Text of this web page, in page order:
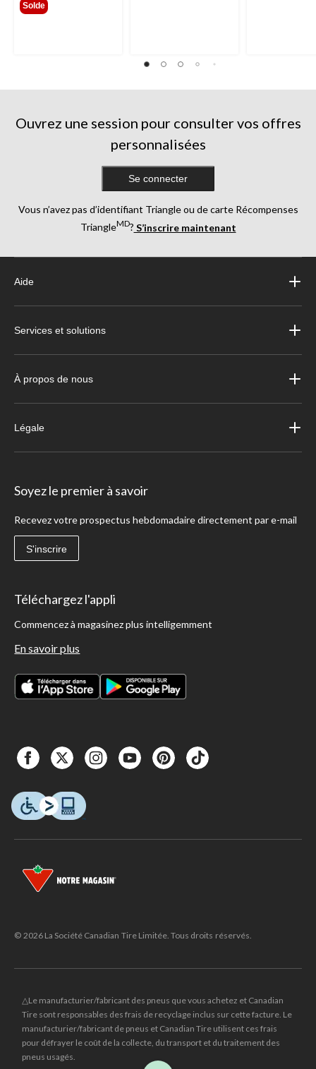
Solde
Ouvrez une session pour consulter vos offres
personnalisées
Se connecter
Vous n’avez pas d’identifiant Triangle ou de carte Récompenses
TriangleMD? S’inscrire maintenant
Aide
Services et solutions
À propos de nous
Légale
Soyez le premier à savoir
Recevez votre prospectus hebdomadaire directement par e-mail
S'inscrire
Téléchargez l'appli
Commencez à magasinez plus intelligemment
En savoir plus
© 2026 La Société Canadian Tire Limitée. Tous droits réservés.
△Le manufacturier/fabricant des pneus que vous achetez et Canadian
Tire sont responsables des frais de recyclage inclus sur cette facture. Le
manufacturier/fabricant de pneus et Canadian Tire utilisent ces frais
pour défrayer le coût de la collecte, du transport et du traitement des
pneus usagés.